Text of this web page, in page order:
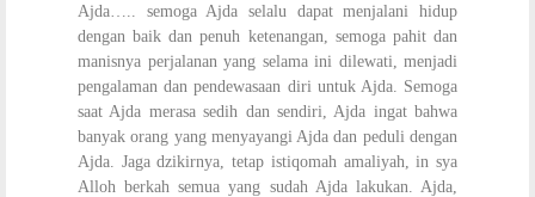
Ajda….. semoga Ajda selalu dapat menjalani hidup
dengan baik dan penuh ketenangan, semoga pahit dan
manisnya perjalanan yang selama ini dilewati, menjadi
pengalaman dan pendewasaan diri untuk Ajda. Semoga
saat Ajda merasa sedih dan sendiri, Ajda ingat bahwa
banyak orang yang menyayangi Ajda dan peduli dengan
Ajda. Jaga dzikirnya, tetap istiqomah amaliyah, in sya
Alloh berkah semua yang sudah Ajda lakukan. Ajda,